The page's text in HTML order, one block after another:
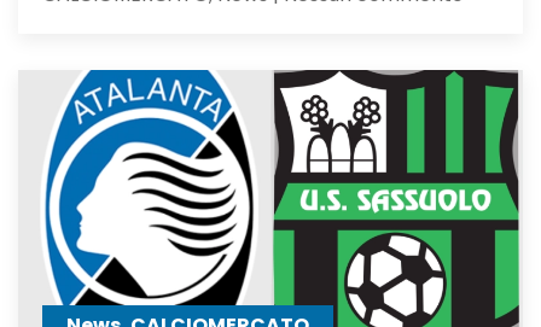
tra
seguiti
anche
Hojbjerg